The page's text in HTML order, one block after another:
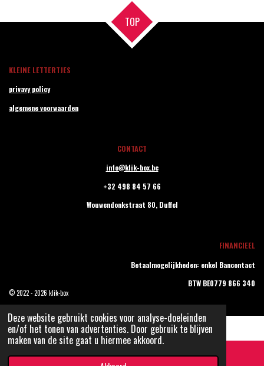
Deze website gebruikt cookies voor analyse-doeleinden
en/of het tonen van advertenties. Door gebruik te blijven
maken van de site gaat u hiermee akkoord.
TOP
KLEINE LETTERTJES
privavy policy
algemene voorwaarden
CONTACT
info@klik-box.be
+32 498 84 57 66
Wouwendonkstraat 80, Duffel
FINANCIEEL
Betaalmogelijkheden: enkel Bancontact
BTW BE0779 866 340
© 2022 - 2026 klik-box